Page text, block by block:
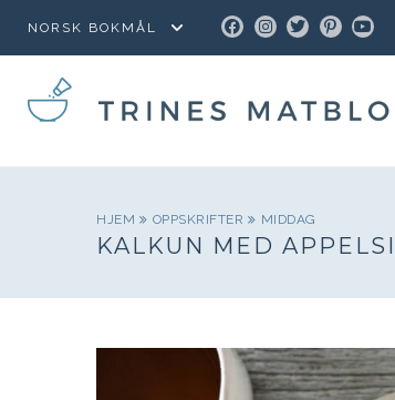
FACEBOOK
INSTAGRAM
TWITTER
HJEM OPPSKRIFTER MIDDAG
KALKUN MED